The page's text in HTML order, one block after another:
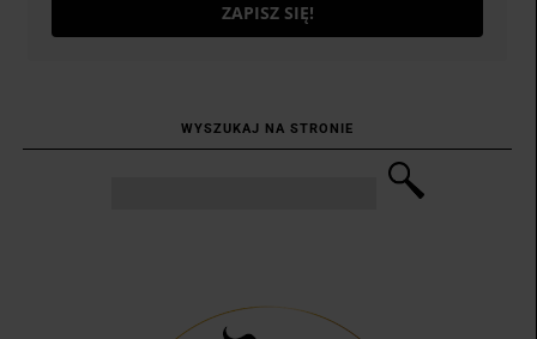
ZAPISZ SIĘ!
WYSZUKAJ NA STRONIE